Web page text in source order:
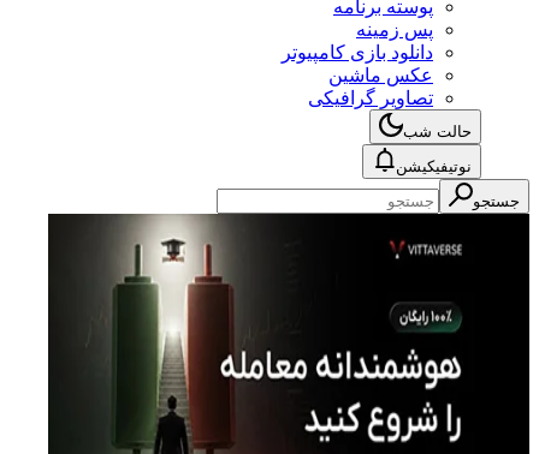
پوسته برنامه
پس زمینه
دانلود بازی کامپیوتر
عکس ماشین
تصاویر گرافیکی
حالت شب
نوتیفیکیشن
جستجو